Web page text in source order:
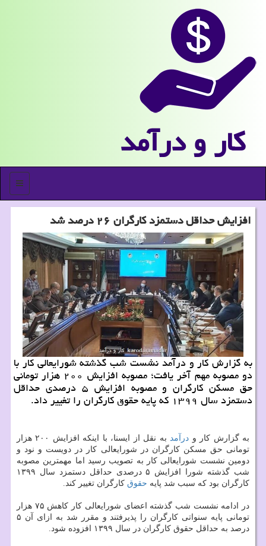
كار و درآمد
منو
افزایش حداقل دستمزد كارگران ۲۶ درصد شد
به گزارش كار و درآمد نشست شب گذشته شورایعالی كار با
دو مصوبه مهم آخر یافت؛ مصوبه افزایش ۲۰۰ هزار تومانی
حق مسكن كارگران و مصوبه افزایش ۵ درصدی حداقل
دستمزد سال ۱۳۹۹ كه پایه حقوق كارگران را تغییر داد.
به گزارش کار و درآمد
به نقل از ایسنا، با اینکه افزایش ۲۰۰ هزار
تومانی حق مسکن کارگران در شورایعالی کار در دویست و نود و
دومین نشست شورایعالی کار به تصویب رسید اما مهمترین مصوبه
شب گذشته شورا افزایش ۵ درصدی حداقل دستمزد سال ۱۳۹۹
کارگران بود که سبب شد پایه حقوق کارگران تغییر کند.
در ادامه نشست شب گذشته اعضای شورایعالی کار کاهش ۷۵ هزار
تومانی پایه سنواتی کارگران را پذیرفتند و مقرر شد به ازای آن ۵
درصد به حداقل حقوق کارگران در سال ۱۳۹۹ افزوده شود.